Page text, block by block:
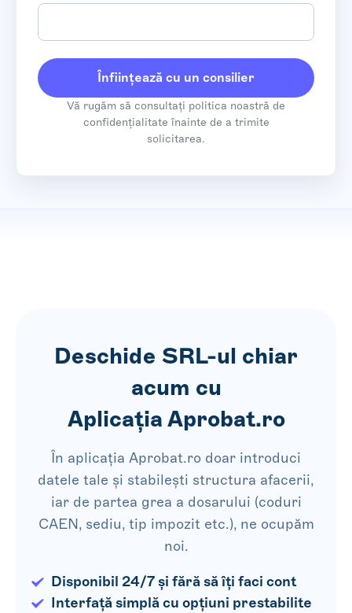
Vă rugăm să consultați politica noastră de
confidențialitate înainte de a trimite
solicitarea.
Deschide SRL-ul chiar
acum cu
Aplicația Aprobat.ro
În aplicația Aprobat.ro doar introduci
datele tale și stabilești structura afacerii,
iar de partea grea a dosarului (coduri
CAEN, sediu, tip impozit etc.), ne ocupăm
noi.
Disponibil 24/7 și fără să îți faci cont
Interfață simplă cu opțiuni prestabilite